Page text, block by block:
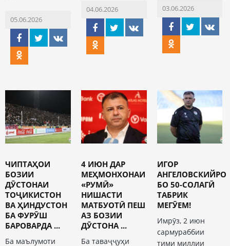
05.06.2026
04.06.2026 03.06.2026
ЧИПТАҲОИ
БОЗИИ
ДӮСТОНАИ
ТОҶИКИСТОН
ВА ҲИНДУСТОН
БА ФУРӮШ
БАРОВАРДА ...
Ба маълумоти
4 ИЮН ДАР
МЕҲМОНХОНАИ
«РУМӢ»
НИШАСТИ
МАТБУОТӢ ПЕШ
АЗ БОЗИИ
ДӮСТОНА ...
Ба таваҷҷуҳи
ИГОР
АНГЕЛОВСКИЙРО
БО 50-СОЛАГӢ
ТАБРИК
МЕГӮЕМ!
Имрӯз, 2 июн
сармураббии
тими миллии